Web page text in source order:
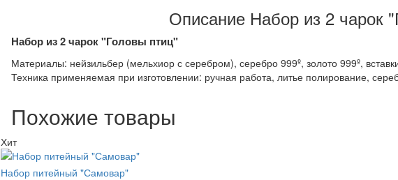
Описание Набор из 2 чарок
Набор из 2 чарок "Головы птиц"
Материалы: нейзильбер (мельхиор с серебром), серебро 999º, золото 999º,
Техника применяемая при изготовлении: ручная работа, литье полирование,
Похожие товары
Хит
Набор питейный "Самовар"